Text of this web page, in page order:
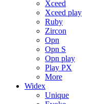
Xceed
Xceed play
Ruby
Zircon
Opn
Opn S
Opn play
Play PX
More
Widex
Unique